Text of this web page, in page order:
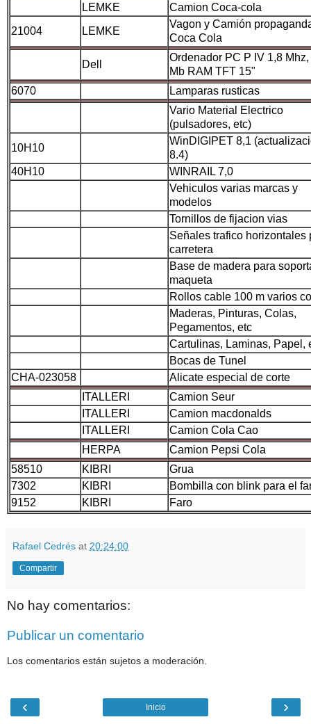
LEMKE
Camion Coca-cola
21004
LEMKE
Vagon y Camión
Coca Cola
Dell
Ordenador PC P IV 1,8
Mb RAM TFT 15"
6070
Lamparas rusticas
Vario Material Electrico
(pulsadores, etc)
10H10
WinDIGIPET 8,1
8.4)
40H10
WINRAIL 7,0
Vehiculos varias marcas y
modelos
Tornillos de fijacion vias
Señales trafico horizontales
carretera
Base de madera para
maqueta
Rollos cable 100 m varios
Maderas, Pinturas, Colas,
Pegamentos, etc
Cartulinas, Laminas, Papel,
Bocas de Tunel
CHA-023058
Alicate especial de corte
ITALLERI
Camion Seur
ITALLERI
Camion macdonalds
ITALLERI
Camion Cola Cao
HERPA
Camion Pepsi Cola
58510
KIBRI
Grua
7302
KIBRI
Bombilla con blink para el
9152
KIBRI Faro
Rafael Cedrés at 20:24:00
Compartir
No hay comentarios:
Publicar un comentario
Los comentarios están sujetos a moderación.
‹ ›
Inicio